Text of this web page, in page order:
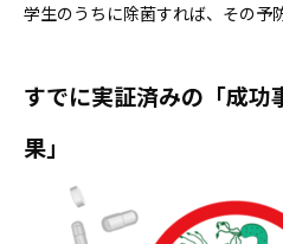
学生のうちに除菌すれば、その予
すでに実証済みの「成功
果」